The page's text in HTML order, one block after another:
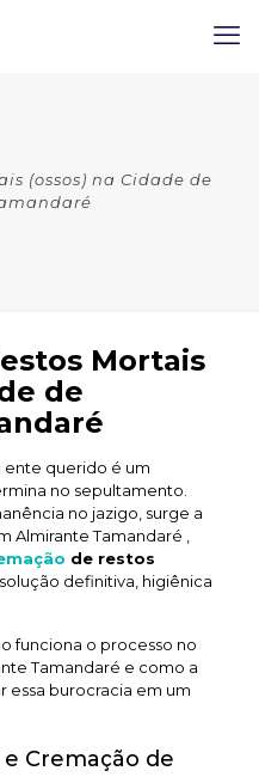
(ossos) na Cidade de
Mortais
de
ente querido é um
no sepultamento.
no jazigo, surge a
Almirante Tamandaré ,
de restos
definitiva, higiênica
funciona o processo no
Tamandaré e como a
essa burocracia em um
Cremação de